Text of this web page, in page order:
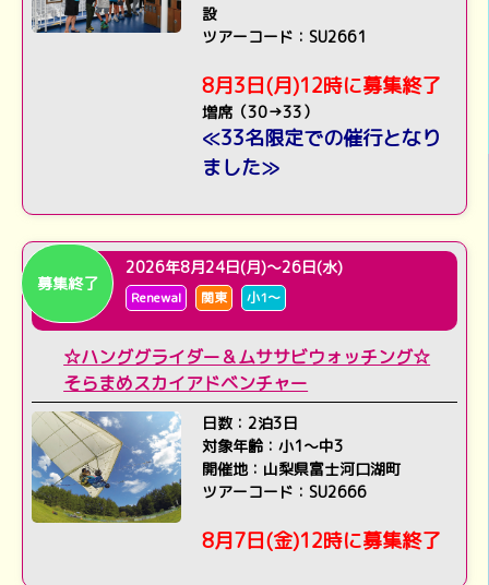
設
ツアーコード：SU2661
8月3日(月)12時に募集終了
増席（30→33）
≪33名限定での催行となり
ました≫
募集終了
2026年8月24日(月)～26日(水)
Renewal 関東 小1～
☆ハンググライダー＆ムササビウォッチング☆
そらまめスカイアドベンチャー
日数：2泊3日
対象年齢：小1～中3
開催地： 山梨県富士河口湖町
ツアーコード：SU2666
8月7日(金)12時に募集終了